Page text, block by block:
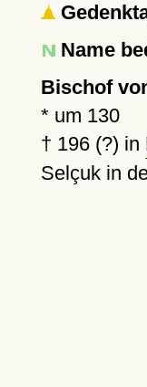
Name
Bischof
* um 130
† 196 (?) in
Selçuk in